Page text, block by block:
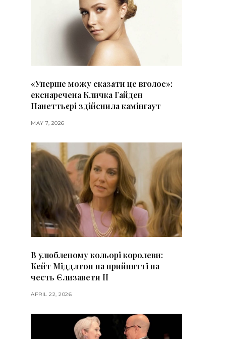
«Уперше можу сказати це вголос»:
екснаречена Кличка Гайден
Панеттьєрі здійснила камінгаут
MAY 7, 2026
В улюбленому кольорі королеви:
Кейт Міддлтон на прийнятті на
честь Єлизавети II
APRIL 22, 2026